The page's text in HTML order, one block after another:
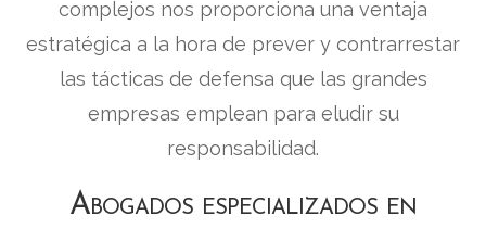
complejos nos proporciona una ventaja
estratégica a la hora de prever y contrarrestar
las tácticas de defensa que las grandes
empresas emplean para eludir su
responsabilidad.
Abogados especializados en